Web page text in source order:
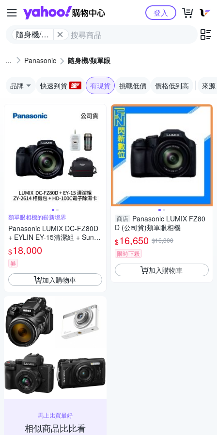
Yahoo購物中心
隨身機/類
登入
Panasonic 隨身機/類單眼
品牌 快速到貨 有現貨 挑戰低價 價格低到高 來源
類單眼相機的嶄新境界
Panasonic LUMIX DC-FZ80D
+ EYLIN EY-15清潔組 + SunLi
ght ZY-2614相機包 + EirMai 銳
瑪 HD-100C電子除濕卡 FZ80
D (公司貨)
$18,000
券
加入購物車
馬上比買最好
相似商品比比看
商店 Panasonic LUMIX FZ80
D (公司貨)類單眼相機
$16,650 $16,800
限時下殺
加入購物車